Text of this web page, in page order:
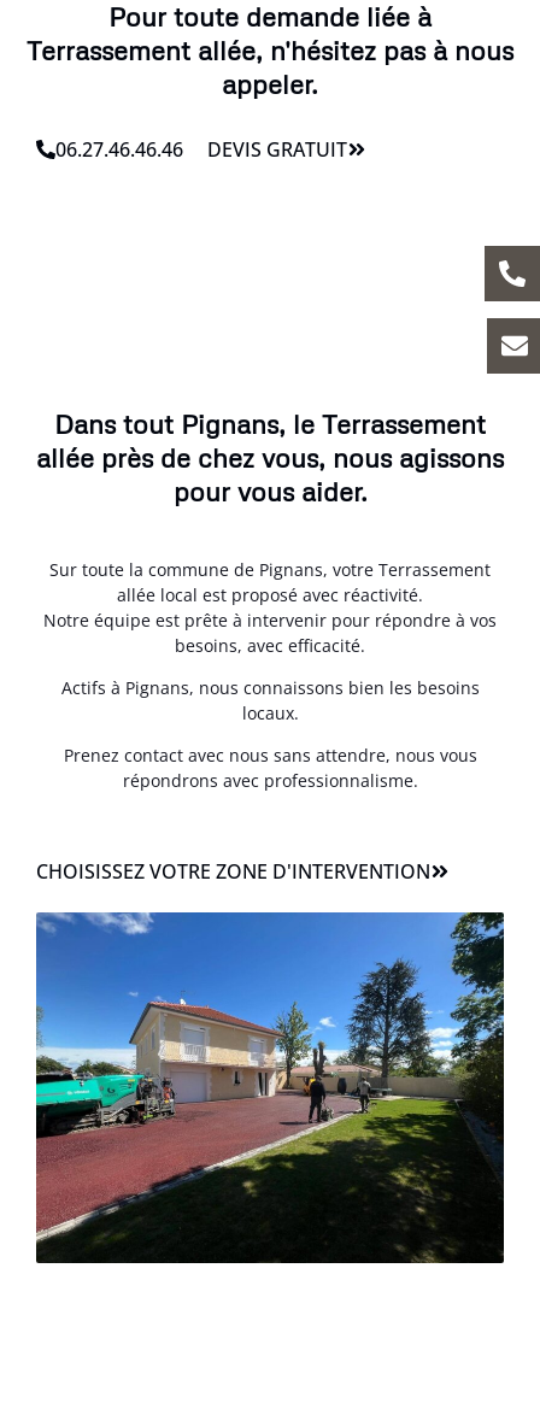
Pour toute demande liée à
Terrassement allée, n'hésitez pas à nous
appeler.
06.27.46.46.46 DEVIS GRATUIT
Dans tout Pignans, le Terrassement
allée près de chez vous, nous agissons
pour vous aider.
Sur toute la commune de Pignans, votre Terrassement
allée local est proposé avec réactivité.
Notre équipe est prête à intervenir pour répondre à vos
besoins, avec efficacité.
Actifs à Pignans, nous connaissons bien les besoins
locaux.
Prenez contact avec nous sans attendre, nous vous
répondrons avec professionnalisme.
CHOISISSEZ VOTRE ZONE D'INTERVENTION